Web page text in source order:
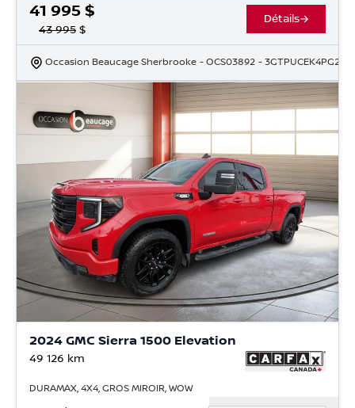
41 995 $
43 995 $
Détails
Occasion Beaucage Sherbrooke - OCS03892 -
2024 GMC Sierra 1500 Elevation
49 126 km
DURAMAX, 4X4, GROS MIROIR, WOW